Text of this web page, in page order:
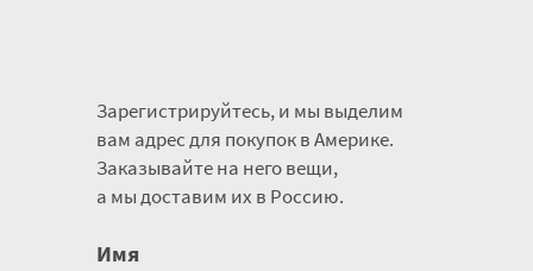
Зарегистрируйтесь, и мы выделим
вам адрес для покупок в Америке.
Заказывайте на него вещи,
а мы доставим их в Россию.
Имя